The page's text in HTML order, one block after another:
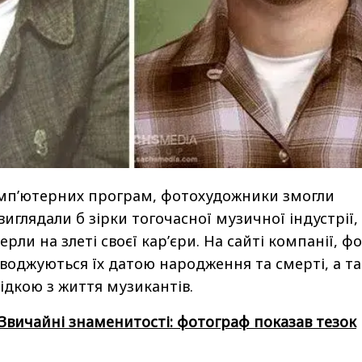
програм, фотохудожники змогли
б зірки тогочасної музичної індустрії,
на злеті своєї кар’єри. На сайті компанії,
їх датою народження та смерті, а
з життя музикантів.
знаменитості: фотограф показав тезок